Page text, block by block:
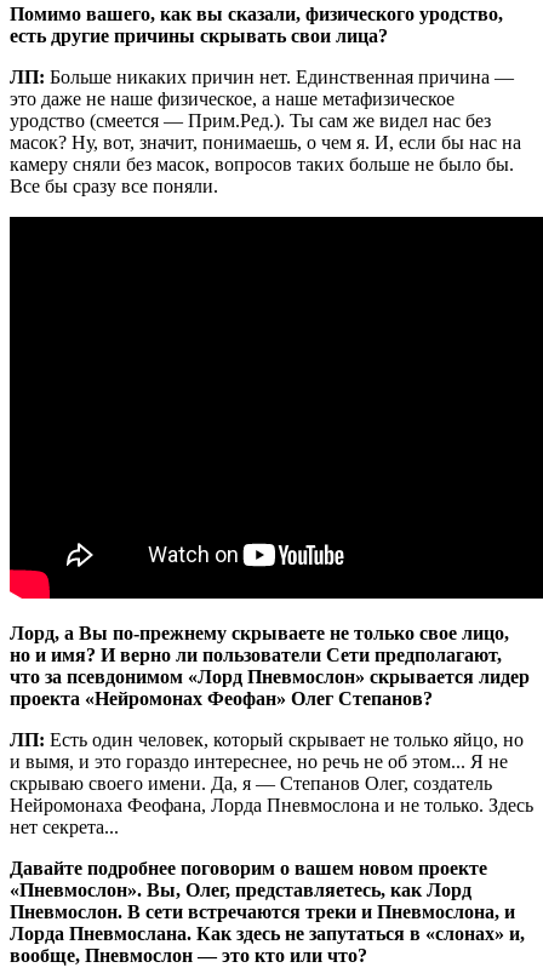
Помимо вашего, как вы сказали, физического уродство,
есть другие причины скрывать свои лица?
ЛП: Больше никаких причин нет. Единственная причина —
это даже не наше физическое, а наше метафизическое
уродство (смеется — Прим.Ред.). Ты сам же видел нас без
масок? Ну, вот, значит, понимаешь, о чем я. И, если бы нас на
камеру сняли без масок, вопросов таких больше не было бы.
Все бы сразу все поняли.
Лорд, а Вы по-прежнему скрываете не только свое лицо,
но и имя? И верно ли пользователи Сети предполагают,
что за псевдонимом «Лорд Пневмослон» скрывается лидер
проекта «Нейромонах Феофан» Олег Степанов?
ЛП: Есть один человек, который скрывает не только яйцо, но
и вымя, и это гораздо интереснее, но речь не об этом... Я не
скрываю своего имени. Да, я — Степанов Олег, создатель
Нейромонаха Феофана, Лорда Пневмослона и не только. Здесь
нет секрета...
Давайте подробнее поговорим о вашем новом проекте
«Пневмослон». Вы, Олег, представляетесь, как Лорд
Пневмослон. В сети встречаются треки и Пневмослона, и
Лорда Пневмослана. Как здесь не запутаться в «слонах» и,
вообще, Пневмослон — это кто или что?